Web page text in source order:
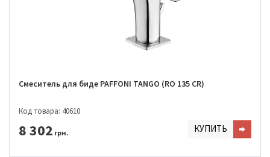
Смеситель для биде PAFFONI TANGO (RO 135 CR)
Код товара: 40610
8 302 грн. КУПИТЬ